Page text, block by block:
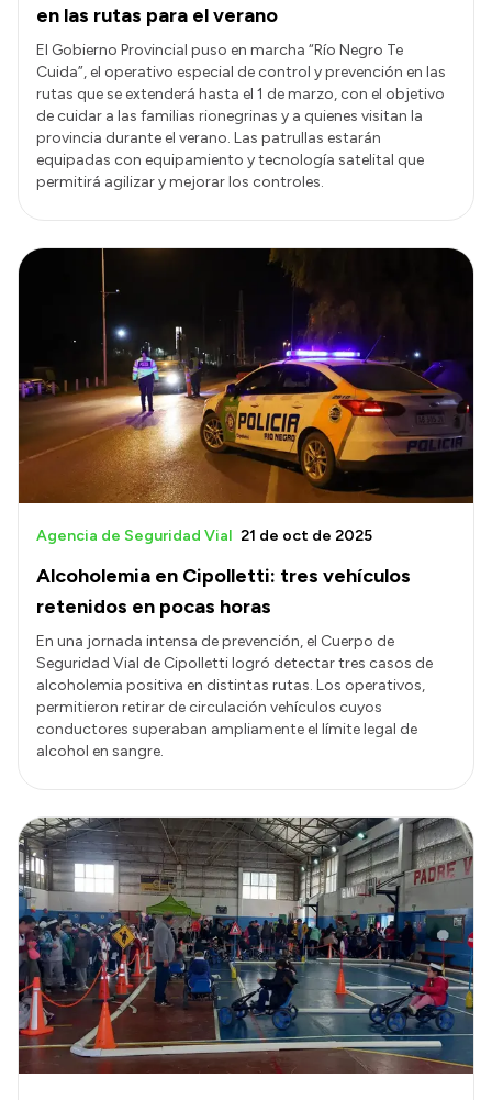
en las rutas para el verano
El Gobierno Provincial puso en marcha “Río Negro Te
Cuida”, el operativo especial de control y prevención en las
rutas que se extenderá hasta el 1 de marzo, con el objetivo
de cuidar a las familias rionegrinas y a quienes visitan la
provincia durante el verano. Las patrullas estarán
equipadas con equipamiento y tecnología satelital que
permitirá agilizar y mejorar los controles.
Alcoholemia en Cipolletti: tres vehículos
retenidos en pocas horas
Agencia de Seguridad Vial 21 de oct de 2025
En una jornada intensa de prevención, el Cuerpo de
Seguridad Vial de Cipolletti logró detectar tres casos de
alcoholemia positiva en distintas rutas. Los operativos,
permitieron retirar de circulación vehículos cuyos
conductores superaban ampliamente el límite legal de
alcohol en sangre.